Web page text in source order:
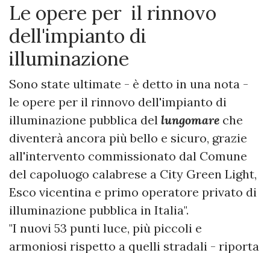
Le opere per il rinnovo
dell'impianto di
illuminazione
Sono state ultimate - è detto in una nota -
le opere per il rinnovo dell'impianto di
illuminazione pubblica del lungomare che
diventerà ancora più bello e sicuro, grazie
all'intervento commissionato dal Comune
del capoluogo calabrese a City Green Light,
Esco vicentina e primo operatore privato di
illuminazione pubblica in Italia".
"I nuovi 53 punti luce, più piccoli e
armoniosi rispetto a quelli stradali - riporta